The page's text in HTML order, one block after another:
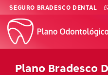
Skip
content
SEGURO BRADESCO DENTAL
Plano Bradesco